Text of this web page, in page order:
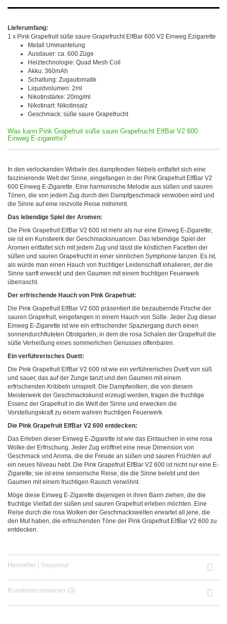
Lieferumfang:
1 x Pink Grapefruit süße saure Grapefrucht ElfBar 600 V2 Einweg Ezigarette
Metall Ummantelung
Ausdauer: ca. 600 Züge
Heiztechnologie: Quad Mesh Coil
Akku: 360mAh
Schaltung: Zugautomatik
Liquidvolumen: 2ml
Nikotinstärke: 20mg/ml
Nikotinart: Nikotinsalz
Geschmack: süße saure Grapefrucht
Was kann Pink Grapefruit süße saure Grapefrucht ElfBar V2 600
Einweg E-zigarette?
In den verlockenden Wirbeln des dampfenden Nebels entfaltet sich eine
faszinierende Welt der Sinne, eingefangen in der Pink Grapefruit ElfBar V2
600 Einweg E-Zigarette. Eine harmonische Melodie aus süßen und sauren
Tönen, die von jedem Zug durch den Dampfgeschmack verwoben wird und
die Sinne auf eine reizvolle Reise mitnimmt.
Das lebendige Spiel der Aromen:
Die Pink Grapefruit ElfBar V2 600 ist mehr als nur eine Einweg E-Zigarette;
sie ist ein Kunstwerk der Geschmacksnuancen. Das lebendige Spiel der
Aromen entfaltet sich mit jedem Zug und lässt die köstlichen Facetten der
süßen und sauren Grapefrucht in einer sinnlichen Symphonie tanzen. Es ist,
als würde man einen Hauch von fruchtiger Leidenschaft inhalieren, der die
Sinne sanft erweckt und den Gaumen mit einem fruchtigen Feuerwerk
überrascht.
Der erfrischende Hauch von Pink Grapefruit:
Die Pink Grapefruit ElfBar V2 600 präsentiert die bezaubernde Frische der
sauren Grapefruit, eingefangen in einem Hauch von Süße. Jeder Zug dieser
Einweg E-Zigarette ist wie ein erfrischender Spaziergang durch einen
sonnendurchfluteten Obstgarten, in dem die rosa Schalen der Grapefruit die
süße Verheißung eines sommerlichen Genusses offenbaren.
Ein verführerisches Duett:
Die Pink Grapefruit ElfBar V2 600 ist wie ein verführerisches Duett von süß
und sauer, das auf der Zunge tanzt und den Gaumen mit einem
erfrischenden Kribbeln umspielt. Die Dampfwolken, die von diesem
Meisterwerk der Geschmackskunst erzeugt werden, tragen die fruchtige
Essenz der Grapefruit in die Welt der Sinne und erwecken die
Vorstellungskraft zu einem wahren fruchtigen Feuerwerk.
Die Pink Grapefruit ElfBar V2 600 entdecken:
Das Erleben dieser Einweg E-Zigarette ist wie das Eintauchen in eine rosa
Wolke der Erfrischung. Jeder Zug eröffnet eine neue Dimension von
Geschmack und Aroma, die die Freude an süßen und sauren Früchten auf
ein neues Niveau hebt. Die Pink Grapefruit ElfBar V2 600 ist nicht nur eine E-
Zigarette; sie ist eine sensorische Reise, die die Sinne belebt und den
Gaumen mit einem fruchtigen Rausch verwöhnt.
Möge diese Einweg E-Zigarette diejenigen in ihren Bann ziehen, die die
fruchtige Vielfalt der süßen und sauren Grapefruit erleben möchten. Eine
Reise durch die rosa Wolken der Geschmackswelten erwartet all jene, die
den Mut haben, die erfrischenden Töne der Pink Grapefruit ElfBar V2 600 zu
entdecken.
Hersteller | Importeur
Kundenrezensionen (3)